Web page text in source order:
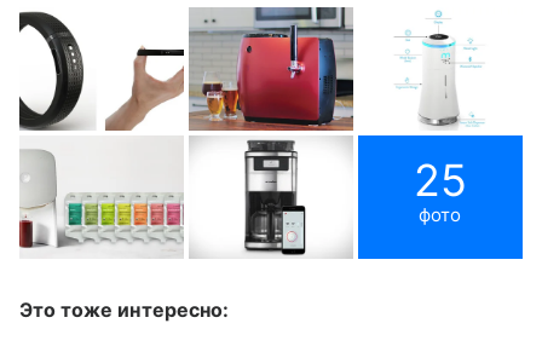
25
фото
Это тоже интересно: